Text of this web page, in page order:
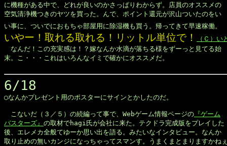
に機種がある中で、どれが良いのかさっぱりわからず。店員のオススメの
空気清浄機つきのヤツを買った。んで、ポイント還元が沢山ついたのをい
い事に、ついでにおもちゃ部屋用に除湿機も買う。帰ってきて早速稼働。
いやー！取れる取れる！リットル単位で！
（Ｃ）い
なんだ！この充実感は！？嫁なんか水滴が落ちる様をずーっと見てる始
末。こ・・・これはいろんなイミで確かにオススメだ。
6/18
◯なんかプレゼント用のポスターにサインとかしたのだ。
こないだ（３／５）の続編って事で、Webゲーム情報ページの 『ゲーム
バスターズ』 の取材でhagi氏が会社に来た。テクドラ完成版をプレイした
後、エレメカ全般てゆーか思い出を語る。みたいなインタビュー。なんか
取り止めの無いカンジになっちゃってスマンす。うまくまとまりますかね